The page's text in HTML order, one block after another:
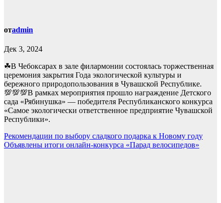
отadmin
Дек 3, 2024
☘В Чебоксарах в зале филармонии состоялась торжественная
церемония закрытия Года экологической культуры и
бережного природопользования в Чувашской Республике.
💯💯💯В рамках мероприятия прошло награждение Детского
сада «Рябинушка» — победителя Республиканского конкурса
«Самое экологически ответственное предприятие Чувашской
Республики».
Навигация
по
Рекомендации по выбору сладкого подарка к Новому году
Объявлены итоги онлайн-конкурса «Парад велосипедов»